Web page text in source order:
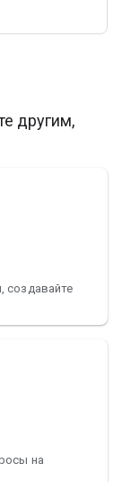
другим,
создавайте
на